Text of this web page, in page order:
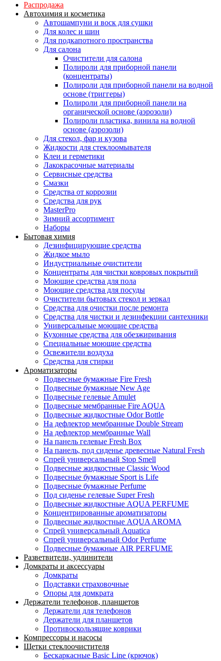
Распродажа
Автохимия и косметика
Автошампуни и воск для сушки
Для колес и шин
Для подкапотного пространства
Для салона
Очистители для салона
Полироли для приборной панели
(концентраты)
Полироли для приборной панели на водной
основе (триггеры)
Полироли для приборной панели на
органической основе (аэрозоли)
Полироли пластика, винила на водной
основе (аэрозоли)
Для стекол, фар и кузова
Жидкости для стеклоомывателя
Клеи и герметики
Лакокрасочные материалы
Сервисные средства
Смазки
Средства от коррозии
Средства для рук
MasterPro
Зимний ассортимент
Наборы
Бытовая химия
Дезинфицирующие средства
Жидкое мыло
Индустриальные очистители
Концентраты для чистки ковровых покрытий
Моющие средства для пола
Моющие средства для посуды
Очистители бытовых стекол и зеркал
Средства для очистки после ремонта
Средства для чистки и дезинфекции сантехники
Универсальные моющие средства
Кухонные средства для обезжиривания
Специальные моющие средства
Освежители воздуха
Средства для стирки
Ароматизаторы
Подвесные бумажные Fire Fresh
Подвесные бумажные New Age
Подвесные гелевые Amulet
Подвесные мембранные Fire AQUA
Подвесные жидкостные Odor Bottle
На дефлектор мембранные Double Stream
На дефлектор мембранные Wall
На панель гелевые Fresh Box
На панель, под сиденье древесные Natural Fresh
Спрей универсальный Stop Smell
Подвесные жидкостные Classic Wood
Подвесные бумажные Sport is Life
Подвесные бумажные Perfume
Под сиденье гелевые Super Fresh
Подвесные жидкостные AQUA PERFUME
Концентрированные ароматизаторы
Подвесные жидкостные AQUA AROMA
Спрей универсальный Aquatica
Спрей универсальный Odor Perfume
Подвесные бумажные AIR PERFUME
Разветвители, удлинители
Домкраты и аксессуары
Домкраты
Подставки страховочные
Опоры для домкрата
Держатели телефонов, планшетов
Держатели для телефонов
Держатели для планшетов
Противоскользящие коврики
Компрессоры и насосы
Щетки стеклоочистителя
Бескаркасные Basic Line (крючок)